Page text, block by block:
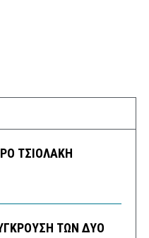
ΤΣΙΟΛΑΚΗ
ΤΩΝ ΔΥΟ